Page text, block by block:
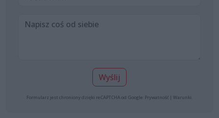
Wyślij
Formularz jest chroniony dzięki reCAPTCHA od Google: Prywatność | Warunki